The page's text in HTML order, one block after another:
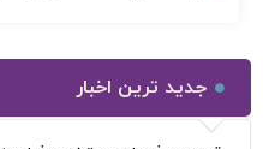
جدید ترین اخبار